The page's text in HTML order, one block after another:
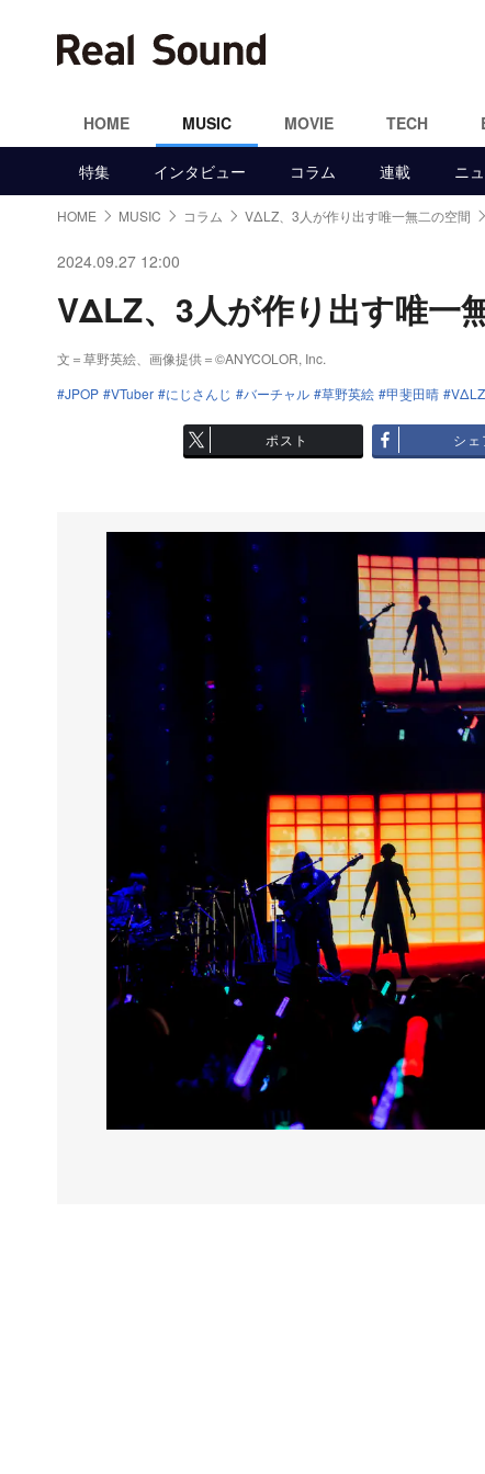
HOME MUSIC MOVIE TECH
特集 インタビュー コラム 連載 ニ
HOME MUSIC コラム VΔLZ、3人が作り出す唯一無二の空間
2024.09.27 12:00
VΔLZ、3人が作り出す唯
文＝草野英絵、画像提供＝©ANYCOLOR, Inc.
JPOP
VTuber にじさんじ バーチャル 草野英絵 甲斐田晴 VΔLZ
ポスト シェ